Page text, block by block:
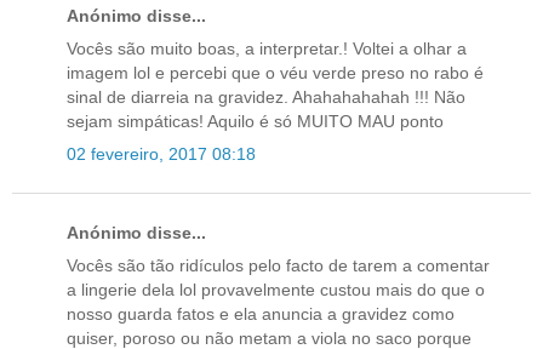
Anónimo disse...
Vocês são muito boas, a interpretar.! Voltei a olhar a
imagem lol e percebi que o véu verde preso no rabo é
sinal de diarreia na gravidez. Ahahahahahah !!! Não
sejam simpáticas! Aquilo é só MUITO MAU ponto
02 fevereiro, 2017 08:18
Anónimo disse...
Vocês são tão ridículos pelo facto de tarem a comentar
a lingerie dela lol provavelmente custou mais do que o
nosso guarda fatos e ela anuncia a gravidez como
quiser, poroso ou não metam a viola no saco porque